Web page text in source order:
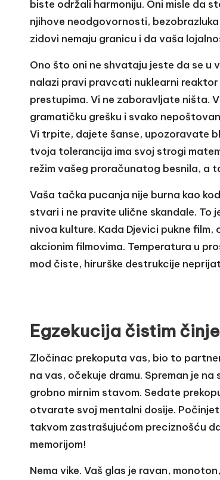
biste održali harmoniju. Oni misle da
njihove neodgovornosti,
zidovi nemaju granicu i da vaša
Ono što oni ne shvataju jeste da se u
nalazi pravi pravcati nuklearni
prestupima. Vi ne zaboravljate ništa.
gramatičku grešku i svako
Vi trpite, dajete šanse, upozoravate
tvoja tolerancija ima svoj strogi
režim vašeg proračunatog besnila, a
Vaša tačka pucanja nije burna kao
stvari i ne pravite ulične skandale. To
nivoa kulture. Kada Djevici pukne
akcionim filmovima. Temperatura u
mod čiste, hirurške destrukcije
Egzekucija čistim
Zločinac prekoputa vas, bio to
na vas, očekuje dramu. Spreman je
grobno mirnim stavom. Sedate
otvarate svoj mentalni dosije.
takvom zastrašujućom preciznošću
memorijom!
Nema vike. Vaš glas je ravan,